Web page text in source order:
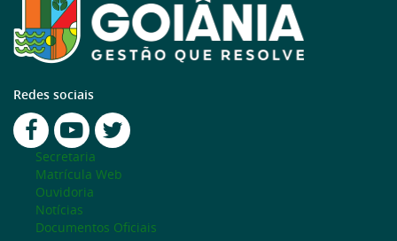
Redes sociais
Secretaria
Matrícula Web
Ouvidoria
Notícias
Documentos Oficiais